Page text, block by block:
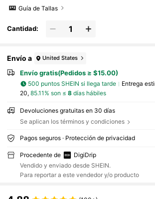
Guía de Tallas
Cantidad:
Envío a United States
Envío gratis(Pedidos ≥ $15.00)
500 puntos SHEIN si llega tarde Entrega
20, 85.11% son ≤ 8días hábiles
Devoluciones gratuitas en 30 días
Se aplican los términos y condiciones
Pagos seguros · Protección de privacidad
Procedente de
DigiDrip
Vendido y enviado desde SHEIN.
Para reportar a este vendedor y/o producto